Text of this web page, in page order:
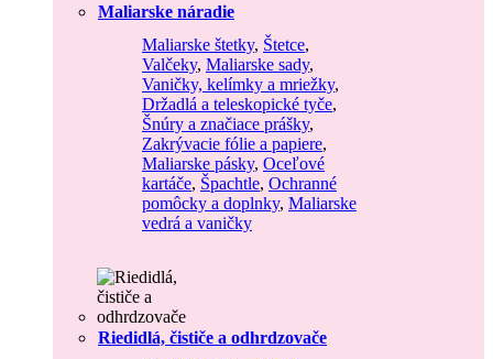
Maliarske náradie
Maliarske štetky, Štetce,
Valčeky, Maliarske sady,
Vaničky, kelímky a mriežky,
Držadlá a teleskopické tyče,
Šnúry a značiace prášky,
Zakrývacie fólie a papiere,
Maliarske pásky, Oceľové
kartáče, Špachtle, Ochranné
pomôcky a doplnky, Maliarske
vedrá a vaničky
Riedidlá, čističe a odhrdzovače